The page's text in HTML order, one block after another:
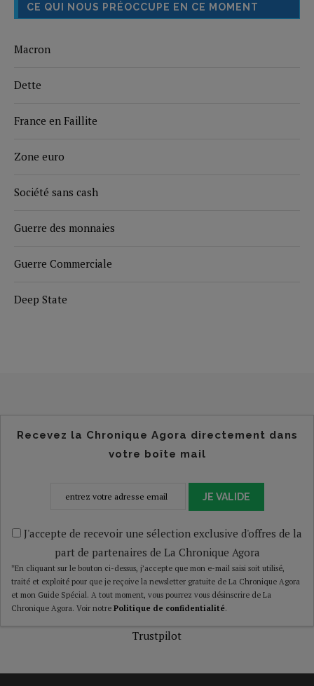
CE QUI NOUS PRÉOCCUPE EN CE MOMENT
Macron
Dette
France en Faillite
Zone euro
Société sans cash
Guerre des monnaies
Guerre Commerciale
Deep State
Recevez la Chronique Agora directement dans
votre boîte mail
JE VALIDE
J'accepte de recevoir une sélection exclusive d'offres de la
part de partenaires de La Chronique Agora
*En cliquant sur le bouton ci-dessus, j’accepte que mon e-mail saisi soit utilisé,
traité et exploité pour que je reçoive la newsletter gratuite de La Chronique Agora
et mon Guide Spécial. A tout moment, vous pourrez vous désinscrire de La
Chronique Agora. Voir notre Politique de confidentialité.
Trustpilot